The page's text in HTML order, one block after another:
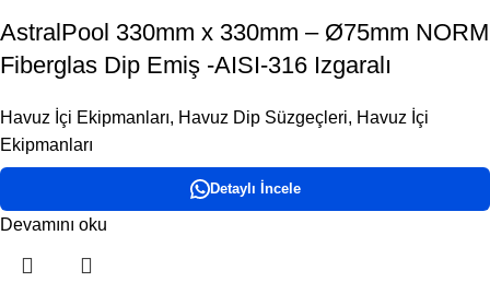
AstralPool 330mm x 330mm – Ø75mm NORM
Fiberglas Dip Emiş -AISI-316 Izgaralı
Havuz İçi Ekipmanları, Havuz Dip Süzgeçleri, Havuz İçi
Ekipmanları
Detaylı İncele
Devamını oku